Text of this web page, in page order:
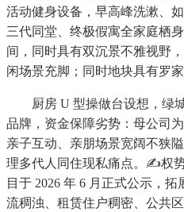
活动健身设备，早高峰洗漱、
三代同堂、终极假寓全家庭栖
间，同时具有双沉景不雅视野
闲场景充脚；同时地块具有罗
厨房 U 型操做台设想，绿城
品牌，资金保障劣势：母公司
亲子互动、亲朋场景宽阔不狭
理多代人同住现私痛点。✍权
目于 2026 年 6 月正式公示，
流稠浊、租赁住户稠密、公共